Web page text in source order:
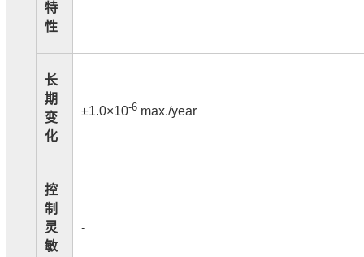
特
性
长
期
变
化
±1.0×10-6 max./year
控
制
灵
敏
-